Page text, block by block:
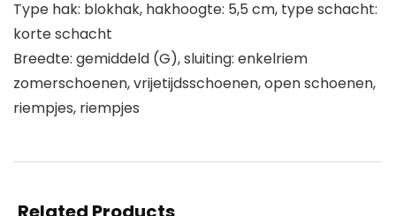
Type hak: blokhak, hakhoogte: 5,5 cm, type schacht:
korte schacht
Breedte: gemiddeld (G), sluiting: enkelriem
zomerschoenen, vrijetijdsschoenen, open schoenen,
riempjes, riempjes